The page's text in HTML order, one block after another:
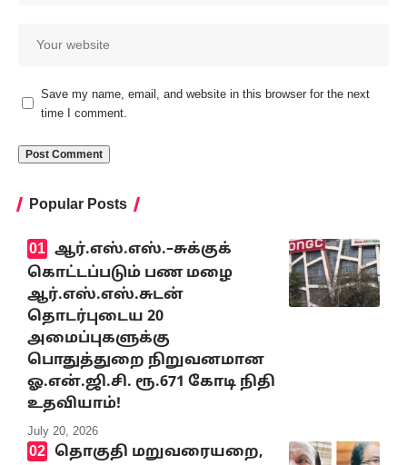
Save my name, email, and website in this browser for the next
time I comment.
Popular Posts
ஆர்.எஸ்.எஸ்.–சுக்குக்
கொட்டப்படும் பண மழை
ஆர்.எஸ்.எஸ்.சுடன்
தொடர்புடைய 20
அமைப்புகளுக்கு
பொதுத்துறை நிறுவனமான
ஓ.என்.ஜி.சி. ரூ.671 கோடி நிதி
உதவியாம்!
July 20, 2026
தொகுதி மறுவரையறை,